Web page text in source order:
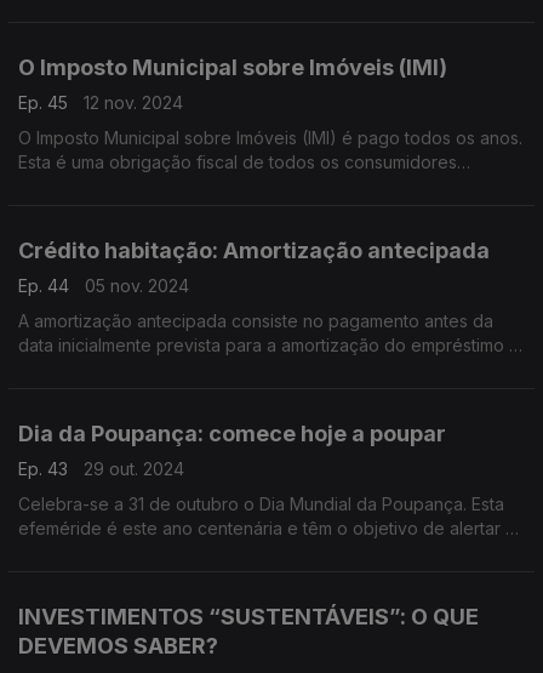
seguro de saúde.
O Imposto Municipal sobre Imóveis (IMI)
Ep. 45
12 nov. 2024
O Imposto Municipal sobre Imóveis (IMI) é pago todos os anos.
Esta é uma obrigação fiscal de todos os consumidores
Crédito habitação: Amortização antecipada
Ep. 44
05 nov. 2024
A amortização antecipada consiste no pagamento antes da
data inicialmente prevista para a amortização do empréstimo e
Dia da Poupança: comece hoje a poupar
Ep. 43
29 out. 2024
Celebra-se a 31 de outubro o Dia Mundial da Poupança. Esta
efeméride é este ano centenária e têm o objetivo de alertar os
endividamento ou até sobre-endividamento.
INVESTIMENTOS “SUSTENTÁVEIS”: O QUE
DEVEMOS SABER?